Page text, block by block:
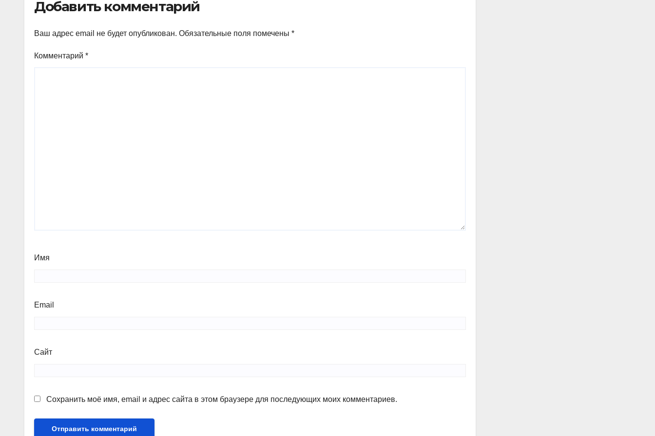
Добавить комментарий
Ваш адрес email не будет опубликован. Обязательные поля помечены *
Комментарий *
Имя
Email
Сайт
Сохранить моё имя, email и адрес сайта в этом браузере для последующих моих комментариев.